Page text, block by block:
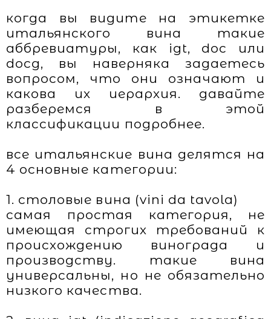
когда вы видите на этикетке
итальянского вина такие
аббревиатуры, как igt, doc или
docg, вы наверняка задаетесь
вопросом, что они означают и
какова их иерархия. давайте
разберемся в этой
классификации подробнее.
все итальянские вина делятся на
4 основные категории:
1. столовые вина (vini da tavola)
самая простая категория, не
имеющая строгих требований к
происхождению винограда и
производству. такие вина
универсальны, но не обязательно
низкого качества.